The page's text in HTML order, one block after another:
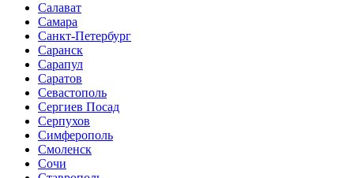
Салават
Самара
Санкт-Петербург
Саранск
Сарапул
Саратов
Севастополь
Сергиев Посад
Серпухов
Симферополь
Смоленск
Сочи